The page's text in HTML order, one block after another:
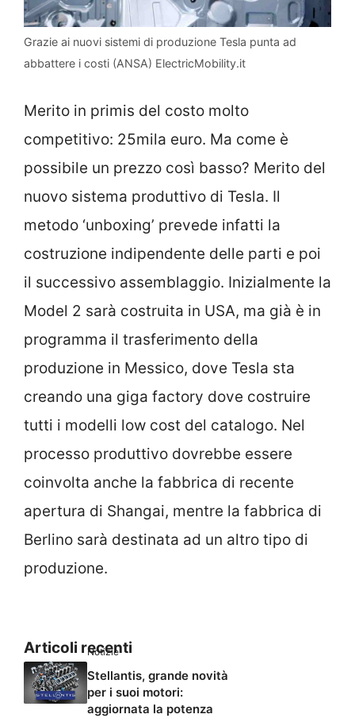
Grazie ai nuovi sistemi di produzione Tesla punta ad
abbattere i costi (ANSA) ElectricMobility.it
Merito in primis del costo molto
competitivo: 25mila euro. Ma come è
possibile un prezzo così basso? Merito del
nuovo sistema produttivo di Tesla. Il
metodo ‘unboxing’ prevede infatti la
costruzione indipendente delle parti e poi
il successivo assemblaggio. Inizialmente la
Model 2 sarà costruita in USA, ma già è in
programma il trasferimento della
produzione in Messico, dove Tesla sta
creando una giga factory dove costruire
tutti i modelli low cost del catalogo. Nel
processo produttivo dovrebbe essere
coinvolta anche la fabbrica di recente
apertura di Shangai, mentre la fabbrica di
Berlino sarà destinata ad un altro tipo di
produzione.
Articoli recenti
Notizie
Stellantis, grande novità
per i suoi motori:
aggiornata la potenza